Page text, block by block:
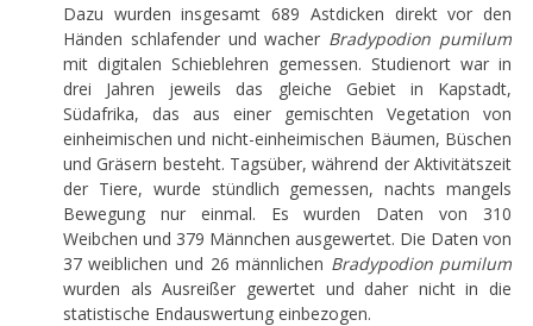
Dazu wurden insgesamt 689 Astdicken direkt vor den
Händen schlafender und wacher Bradypodion pumilum
mit digitalen Schieblehren gemessen. Studienort war in
drei Jahren jeweils das gleiche Gebiet in Kapstadt,
Südafrika, das aus einer gemischten Vegetation von
einheimischen und nicht-einheimischen Bäumen, Büschen
und Gräsern besteht. Tagsüber, während der Aktivitätszeit
der Tiere, wurde stündlich gemessen, nachts mangels
Bewegung nur einmal. Es wurden Daten von 310
Weibchen und 379 Männchen ausgewertet. Die Daten von
37 weiblichen und 26 männlichen Bradypodion pumilum
wurden als Ausreißer gewertet und daher nicht in die
statistische Endauswertung einbezogen.